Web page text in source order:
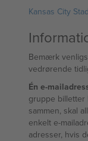
Kansas City
Bemærk
vedrørende
Én e-
gruppe billetter
sammen, skal
enkelt e-
adresser, hvis